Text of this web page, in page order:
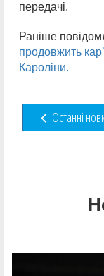
передачі.
Раніше
продовжить
Кароліни.
Останні